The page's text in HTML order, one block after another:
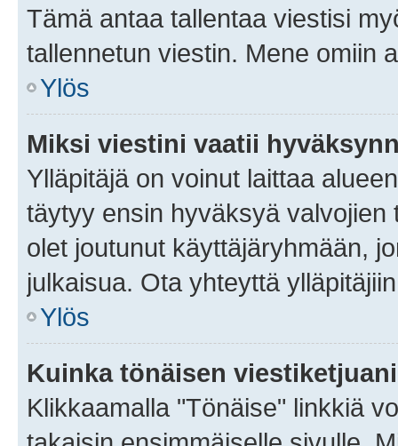
Tämä antaa tallentaa viestisi
tallennetun viestin. Mene omiin
Ylös
Miksi viestini vaatii
Ylläpitäjä on voinut laittaa
täytyy ensin hyväksyä
olet joutunut käyttäjäryhmään,
julkaisua. Ota yhteyttä
Ylös
Kuinka tönäisen
Klikkaamalla "Tönäise" linkkiä